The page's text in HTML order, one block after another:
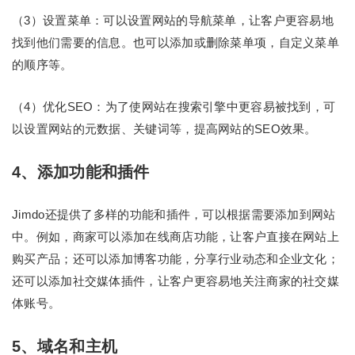
（3）设置菜单：可以设置网站的导航菜单，让客户更容易地
找到他们需要的信息。也可以添加或删除菜单项，自定义菜单
的顺序等。
（4）优化SEO：为了使网站在搜索引擎中更容易被找到，可
以设置网站的元数据、关键词等，提高网站的SEO效果。
4、添加功能和插件
Jimdo还提供了多样的功能和插件，可以根据需要添加到网站
中。例如，商家可以添加在线商店功能，让客户直接在网站上
购买产品；还可以添加博客功能，分享行业动态和企业文化；
还可以添加社交媒体插件，让客户更容易地关注商家的社交媒
体账号。
5、域名和主机